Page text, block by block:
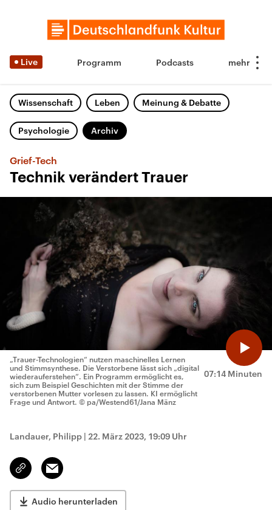
Live Programm Podcasts
Wissenschaft Leben Meinung & Debatte
Psychologie Archiv
Grief-Tech
Technik verändert Trauer
07:14 Minuten
„Trauer-Technologien“ nutzen maschinelles Lernen
und Stimmsynthese. Die Verstorbene lässt sich „digital
wiederauferstehen“. Ein Programm ermöglicht es,
sich zum Beispiel Geschichten mit der Stimme der
verstorbenen Mutter vorlesen zu lassen. KI ermöglicht
Frage und Antwort. © pa/Westend61/Jana Mänz
Landauer, Philipp | 22. März 2023, 19:09 Uhr
Link
kopieren/teilen
Email
Audio herunterladen